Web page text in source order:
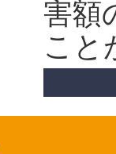
害額
こと